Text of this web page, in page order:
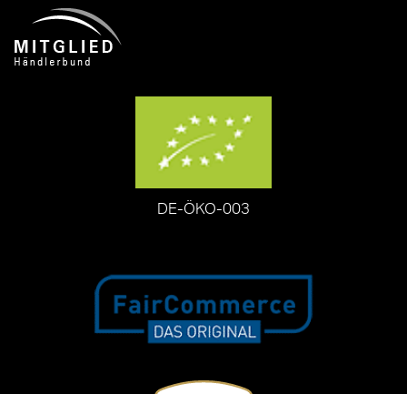
DE-ÖKO-003